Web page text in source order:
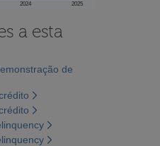
2024 2025
a esta
de